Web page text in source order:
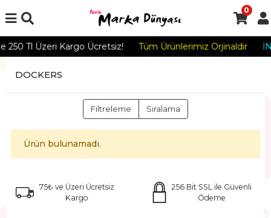
250 Tl Üzeri Kargo Ücretsiz! Tüm Ürünlerimiz Orjinaldir
0
DOCKERS
Filtreleme Sıralama
Ürün bulunamadı.
75₺ ve Üzeri Ücretsiz
Kargo
256 Bit SSL ile Güvenli
Ödeme